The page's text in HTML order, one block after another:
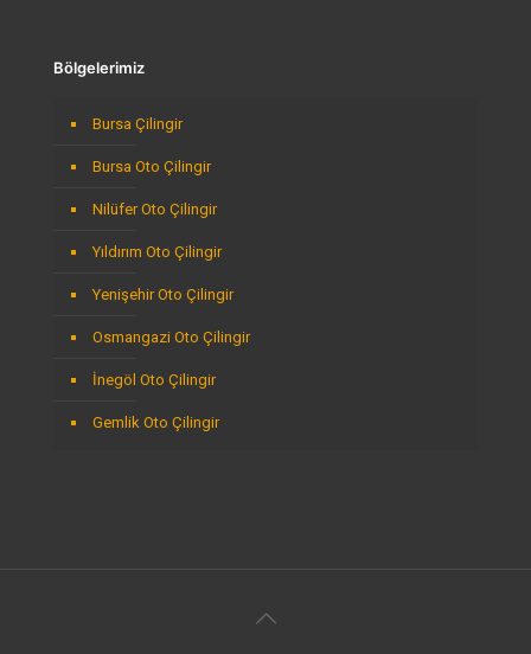
Bölgelerimiz
Bursa Çilingir
Bursa Oto Çilingir
Nilüfer Oto Çilingir
Yıldırım Oto Çilingir
Yenişehir Oto Çilingir
Osmangazi Oto Çilingir
İnegöl Oto Çilingir
Gemlik Oto Çilingir